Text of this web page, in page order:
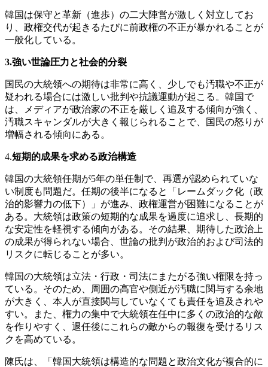
韓国は保守と革新（進歩）の二大陣営が激しく対立してお
り、政権交代が起きるたびに前政権の不正が暴かれることが
一般化している。
3.強い世論圧力と社会的分裂
国民の大統領への期待は非常に高く、少しでも汚職や不正が
疑われる場合には激しい批判や抗議運動が起こる。韓国で
は、メディアが政治家の不正を厳しく追及する傾向が強く、
汚職スキャンダルが大きく報じられることで、国民の怒りが
増幅される傾向にある。
4.短期的成果を求める政治構造
韓国の大統領任期が5年の単任制で、再選が認められていな
い制度も問題だ。任期の後半になると「レームダック化（政
治的影響力の低下）」が進み、政権運営が困難になることが
ある。大統領は政策の短期的な成果を過度に追求し、長期的
な安定性を軽視する傾向がある。その結果、期待した政治上
の成果が得られない場合、世論の批判が政治的および司法的
リスクに転じることが多い。
韓国の大統領は立法・行政・司法にまたがる強い権限を持っ
ている。そのため、周囲の高官や側近が汚職に関与する余地
が大きく、本人が直接関与していなくても責任を追及されや
すい。また、権力の集中で大統領在任中に多くの政治的な敵
を作りやすく、退任後にこれらの敵からの報復を受けるリス
クを高めている。
陳氏は、「韓国大統領は構造的な問題と政治文化が複合的に